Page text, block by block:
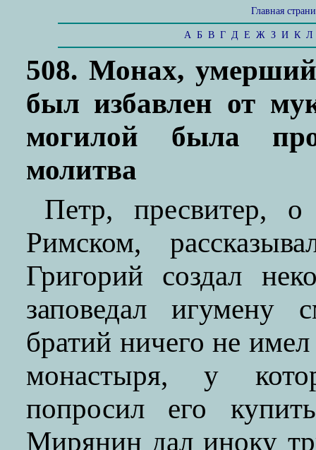
Главная
А Б В Г Д Е Ж З И К Л
508. Монах,
был избавлен от
могилой была
молитва
Петр, пресвитер, о
Римском,
Григорий создал
заповедал игумену
братий ничего не
монастыря, у
попросил его
Мирянин дал иноку